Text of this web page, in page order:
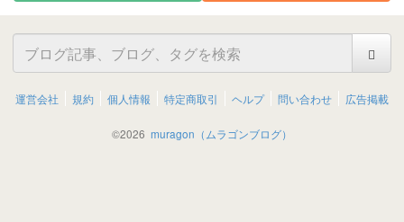
運営会社 規約 個人情報 特定商取引 ヘルプ 問い合わせ 広告掲載
©2026 muragon（ムラゴンブログ）